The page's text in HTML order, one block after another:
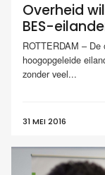
Overheid
BES-
ROTTERDAM –
hoogopgeleide
zonder veel...
31 MEI 2016